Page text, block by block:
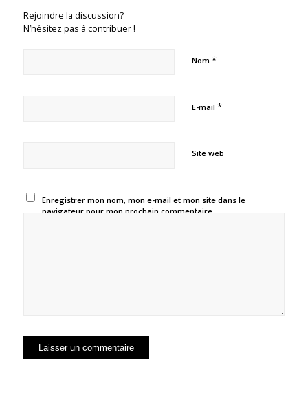
Rejoindre la discussion?
N’hésitez pas à contribuer !
Nom *
E-mail *
Site web
Enregistrer mon nom, mon e-mail et mon site dans le
navigateur pour mon prochain commentaire.